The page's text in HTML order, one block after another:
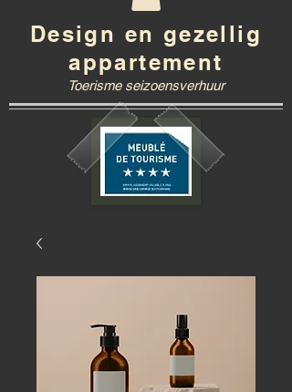
Design en gezellig
appartement
Toerisme seizoensverhuur